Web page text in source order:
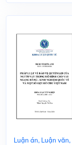
Luận án, Luận